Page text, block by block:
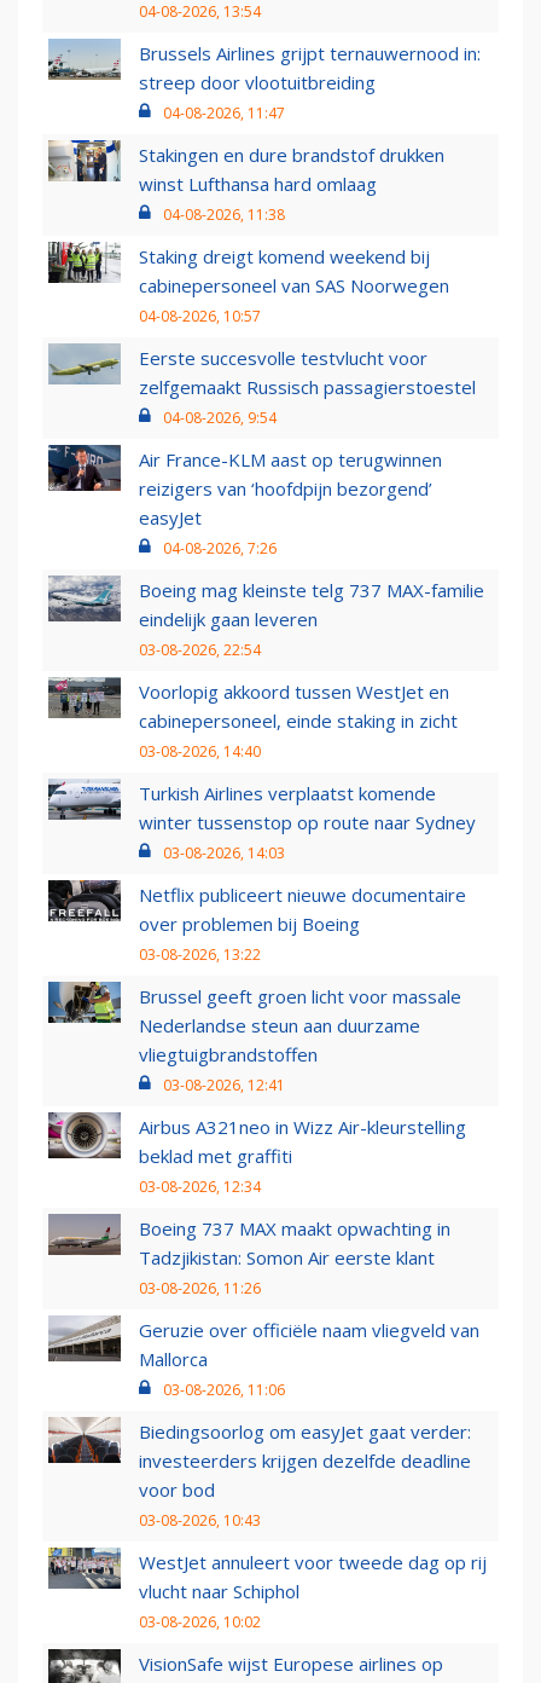
04-08-2026, 13:54
Brussels Airlines grijpt ternauwernood in:
streep door vlootuitbreiding
04-08-2026, 11:47
Stakingen en dure brandstof drukken
winst Lufthansa hard omlaag
04-08-2026, 11:38
Staking dreigt komend weekend bij
cabinepersoneel van SAS Noorwegen
04-08-2026, 10:57
Eerste succesvolle testvlucht voor
zelfgemaakt Russisch passagierstoestel
04-08-2026, 9:54
Air France-KLM aast op terugwinnen
reizigers van ‘hoofdpijn bezorgend’
easyJet
04-08-2026, 7:26
Boeing mag kleinste telg 737 MAX-familie
eindelijk gaan leveren
03-08-2026, 22:54
Voorlopig akkoord tussen WestJet en
cabinepersoneel, einde staking in zicht
03-08-2026, 14:40
Turkish Airlines verplaatst komende
winter tussenstop op route naar Sydney
03-08-2026, 14:03
Netflix publiceert nieuwe documentaire
over problemen bij Boeing
03-08-2026, 13:22
Brussel geeft groen licht voor massale
Nederlandse steun aan duurzame
vliegtuigbrandstoffen
03-08-2026, 12:41
Airbus A321neo in Wizz Air-kleurstelling
beklad met graffiti
03-08-2026, 12:34
Boeing 737 MAX maakt opwachting in
Tadzjikistan: Somon Air eerste klant
03-08-2026, 11:26
Geruzie over officiële naam vliegveld van
Mallorca
03-08-2026, 11:06
Biedingsoorlog om easyJet gaat verder:
investeerders krijgen dezelfde deadline
voor bod
03-08-2026, 10:43
WestJet annuleert voor tweede dag op rij
vlucht naar Schiphol
03-08-2026, 10:02
VisionSafe wijst Europese airlines op